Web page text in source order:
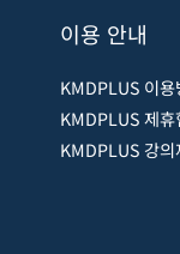
이용 안내
KMDPLUS 이용
KMDPLUS 제휴
KMDPLUS 강의